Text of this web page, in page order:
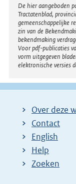
Disclaimer
De hier aangeboden
Tractatenblad,
gemeenschappelijke
zin van de
bekendmaking
Voor pdf-publicaties
vorm uitgegeven
elektronische versies
Over deze
Contact
English
Help
Zoeken